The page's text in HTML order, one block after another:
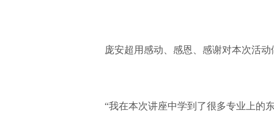
庞安超用感动、感恩、感谢对本次活
“我在本次讲座中学到了很多专业上的